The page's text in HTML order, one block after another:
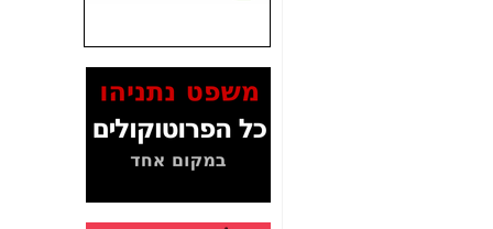
המסמכים בנושא בזק-
Yes (תיק 4000)
לאיש הלא נכון! -כאן
עובדות ומסמכים
האם ביבי כשר